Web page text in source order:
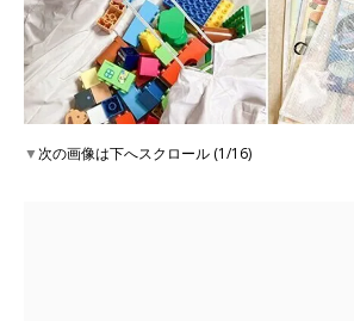
▼次の画像は下へスクロール (1/16)